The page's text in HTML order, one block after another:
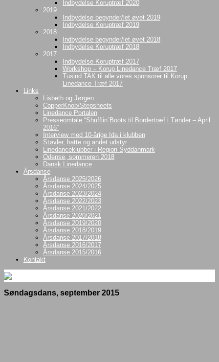
Indbydelse Koruptræf 2020
2019
Indbydelse begynder/let øvet 2019
Indbydelse Koruptræf 2019
2018
Indbydelse begynder/let øvet 2018
Indbydelse Koruptræf 2018
2017
Indbydelse Koruptræf 2017
Workshop – Korup Linedance Træf 2017
Tusind TAK til alle vores sponsorer til Korup
Linedance Træf 2017
Links
Lisbeth og Jørgen
CopperKnob/Stepsheets
Linedance Portalen
Presseomtale “Shufflin´Boots til Bordertræf i Tønder – April
2016”
Interview med 10-årige Ida i klubben
Støvler, hatte og andet udstyr
Linedanceklubber i Region Syddanmark
Odense, sommeren 2018
Dansk Linedance
Årsdanse
Årsdanse 2025/2026
Årsdanse 2024/2025
Årsdanse 2023/2024
Årsdanse 2022/2023
Årsdanse 2021/2022
Årsdanse 2020/2021
Årsdanse 2019/2020
Årsdanse 2018/2019
Årsdanse 2017/2018
Årsdanse 2016/2017
Årsdanse 2015/2016
Kontakt
Søndagsdans, september 2015